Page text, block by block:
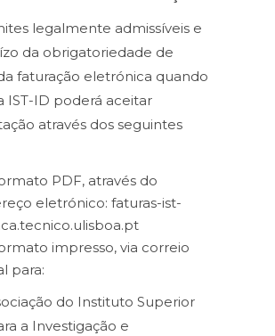
legalmente admissíveis e
da obrigatoriedade de
faturação eletrónica quando
IST-ID poderá aceitar
através dos seguintes
PDF, através do
eletrónico: faturas-ist-
impresso, via correio
para:
do Instituto Superior
a Investigação e